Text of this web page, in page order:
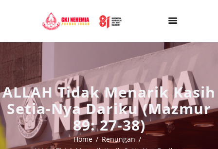
ALLAH Tidak Menarik Kasih
Setia-Nya Dariku (Mazmur
89: 27-38)
Home
Renungan